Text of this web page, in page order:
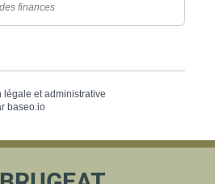
finances
légale et administrative
baseo.io